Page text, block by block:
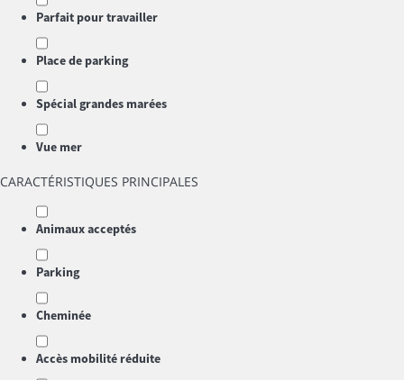
Parfait pour travailler
Place de parking
Spécial grandes marées
Vue mer
CARACTÉRISTIQUES PRINCIPALES
Animaux acceptés
Parking
Cheminée
Accès mobilité réduite